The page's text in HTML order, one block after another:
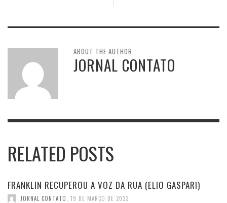
ABOUT THE AUTHOR
JORNAL CONTATO
RELATED POSTS
FRANKLIN RECUPEROU A VOZ DA RUA (ELIO GASPARI)
JORNAL CONTATO 19 DE MARÇO DE 2023